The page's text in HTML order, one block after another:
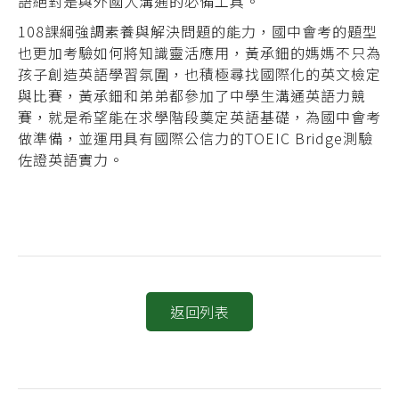
108課綱強調素養與解決問題的能力，國中會考的題型
也更加考驗如何將知識靈活應用，黃承鈿的媽媽不只為
孩子創造英語學習氛圍，也積極尋找國際化的英文檢定
與比賽，黃承鈿和弟弟都參加了中學生溝通英語力競
賽，就是希望能在求學階段奠定英語基礎，為國中會考
做準備，並運用具有國際公信力的TOEIC Bridge測驗
佐證英語實力。
返回列表